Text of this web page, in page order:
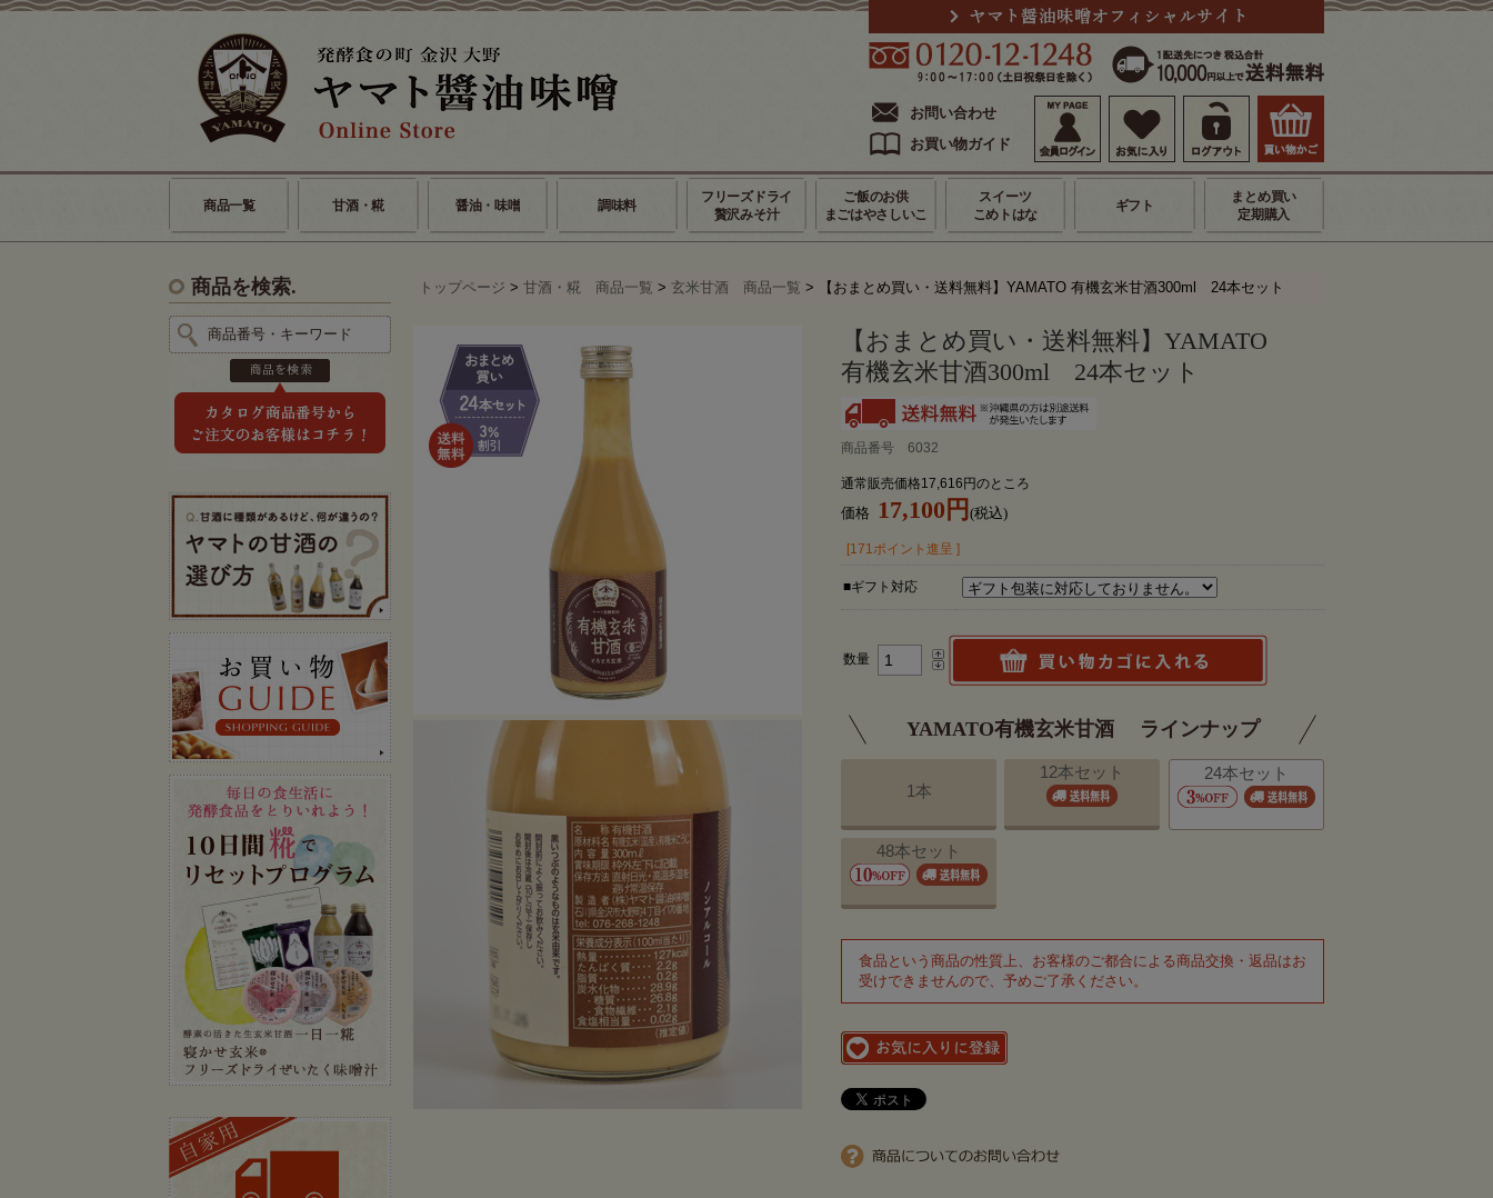
お問い合わせ
お買い物ガイド
商品一覧 甘酒・糀 醤油・味噌 調味料
フリーズドライ
贅沢みそ汁
ご飯のお供
まごはやさしいこ
スイーツ
こめトはな
ギフト
まとめ買い
定期購入
商品を検索. トップページ > 甘酒・糀 商品一覧 > 玄米甘酒 商品一覧 > 【おまとめ買い・送料無料】YAMATO 有機玄米甘酒300ml 24本セット
【おまとめ買い・送料無料】YAMATO
有機玄米甘酒300ml 24本セット
商品番号 6032
通常販売価格17,616円のところ
価格 17,100円 (税込)
[171ポイント進呈 ]
■ギフト対応
数量
YAMATO有機玄米甘酒 ラインナップ
1本
12本セット 24本セット
48本セット
食品という商品の性質上、お客様のご都合による商品交換・返品はお
受けできませんので、予めご了承ください。